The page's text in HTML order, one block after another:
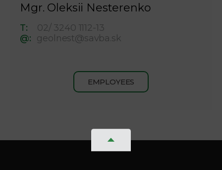
Mgr. Oleksii Nesterenko
T:
02/ 3240 1112-13
@: geolnest@savba.sk
EMPLOYEES